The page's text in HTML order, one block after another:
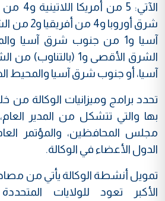
شرق
الشرق الأقصى و1
آسيا، أو جنوب شرق آسيا والمحيط
تحدد برامج وميزانيات الوكالة من
مجلس المحافظين، والمؤتمر
الدول الأعضاء في الوكالة.
تمويل أنشطة الوكالة يأتي من
الأكبر تعود للولايات